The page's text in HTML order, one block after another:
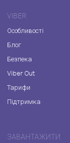
VIBER
Особливості
Блог
Безпека
Viber Out
Тарифи
Підтримка
ЗАВАНТАЖИТИ